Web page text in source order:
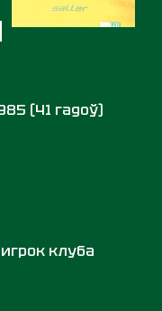
(41 гадоў)
клуба